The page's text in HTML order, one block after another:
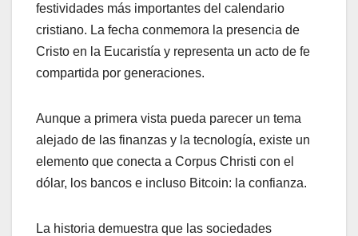
festividades más importantes del calendario
cristiano. La fecha conmemora la presencia de
Cristo en la Eucaristía y representa un acto de fe
compartida por generaciones.
Aunque a primera vista pueda parecer un tema
alejado de las finanzas y la tecnología, existe un
elemento que conecta a Corpus Christi con el
dólar, los bancos e incluso Bitcoin: la confianza.
La historia demuestra que las sociedades